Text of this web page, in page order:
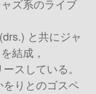
ズ系のライブ
と共にジャ
結成，
スしている。
りとのゴスペ